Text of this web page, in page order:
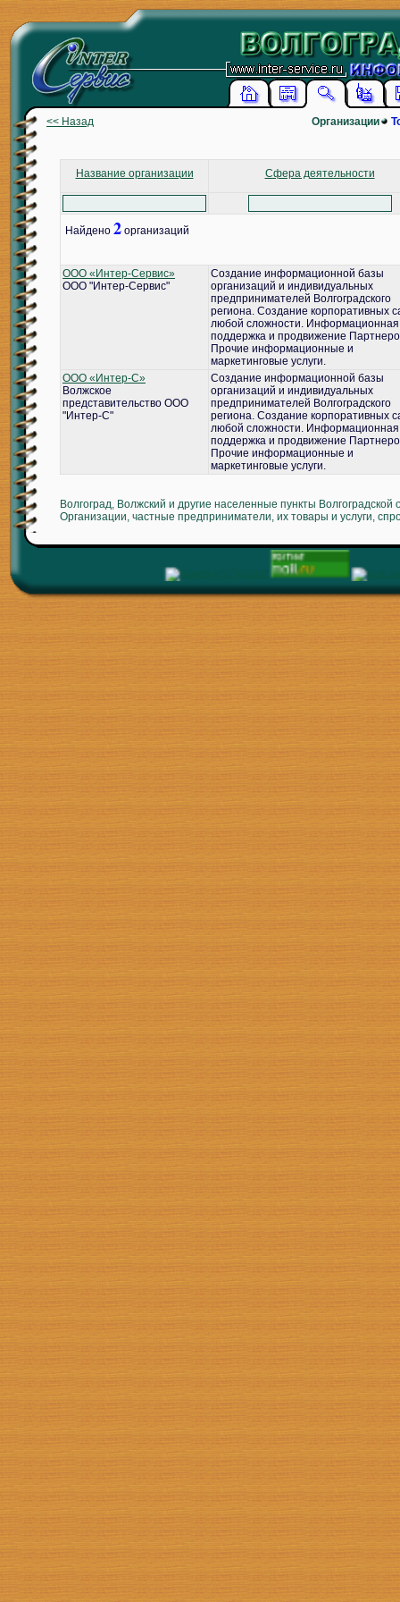
<< Назад Организации
Название организации Сфера деятельности
Найдено 2 организаций
ООО «Интер-Сервис»
ООО "Интер-Сервис"
Создание информационной базы
организаций и индивидуальных
предпринимателей Волгоградского
региона. Создание корпоративных
любой сложности. Информационная
поддержка и продвижение
Прочие информационные и
маркетинговые услуги.
ООО «Интер-С»
Волжское
представительство ООО
"Интер-С"
Создание информационной базы
организаций и индивидуальных
предпринимателей Волгоградского
региона. Создание корпоративных
любой сложности. Информационная
поддержка и продвижение
Прочие информационные и
маркетинговые услуги.
Волгоград, Волжский и другие населенные пункты Волгоградской
Организации, частные предприниматели, их товары и услуги,